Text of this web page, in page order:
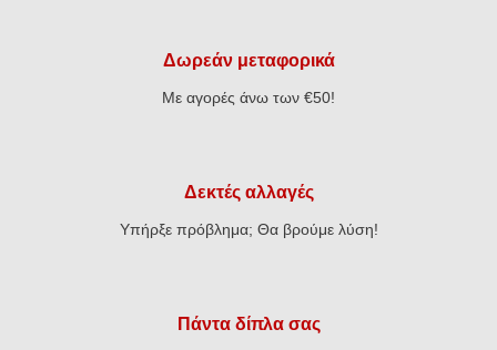
Δωρεάν μεταφορικά
Με αγορές άνω των €50!
Δεκτές αλλαγές
Υπήρξε πρόβλημα; Θα βρούμε λύση!
Πάντα δίπλα σας